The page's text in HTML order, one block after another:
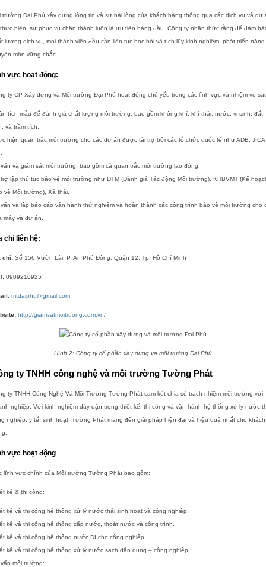
trường Đại Phú xây dựng lòng tin và sự hài lòng của khách hàng thông qua các dịch vụ và dự
hiện, sự phục vụ chân thành luôn là ưu tiên hàng đầu. Công ty nhận thức rằng để đảm
lượng dịch vụ, mọi thành viên đều cần liên tục học hỏi và tích lũy kinh nghiệm, phát triển
môn vững chắc.
vực hoạt động:
ty CP Xây dựng và Môi trường Đại Phú hoạt động chủ yếu trong các lĩnh vực và nhiệm vụ
tích mẫu để đánh giá chất lượng môi trường, bao gồm không khí, khí thải, nước, vi sinh, đất,
và trầm tích.
hiện quan trắc môi trường cho các dự án được tài trợ bởi các tổ chức quốc tế như ADB,
và giám sát môi trường, bao gồm cả quan trắc môi trường lao động.
lập thủ tục bảo vệ môi trường như ĐTM (Đánh giá Tác động Môi trường), KHBVMT (Kế
vệ Môi trường), Xả thải.
và lập báo cáo vận hành thử nghiệm và hoàn thành các công trình bảo vệ môi trường cho
máy và dự án.
chỉ liên hệ:
chỉ: Số 156 Vườn Lài, P. An Phú Đông, Quận 12, Tp. Hồ Chí Minh
0909210925
mtdaiphu@gmail.com
http://giamsatmoitruong.com.vn/
Hình 2: Công ty cổ phần xây dựng và môi trường Đại Phú
ty TNHH công nghệ và môi trường Tường Phát
ty TNHH Công Nghệ Và Môi Trường Tường Phát cam kết chia sẻ trách nhiệm môi trường với
nghiệp. Với kinh nghiệm dày dặn trong thiết kế, thi công và vận hành hệ thống xử lý nước
nghiệp, y tế, sinh hoạt, Tường Phát mang đến giải pháp hiện đại và hiệu quả nhất cho khách
vực hoạt động
lĩnh vực chính của Môi trường Tường Phát bao gồm:
kế & thi công:
kế và thi công hệ thống xử lý nước thải sinh hoạt và công nghiệp.
kế và thi công hệ thống cấp nước, thoát nước và công trình.
kế và thi công hệ thống nước DI cho công nghiệp.
kế và thi công hệ thống xử lý nước sạch dân dụng – công nghiệp.
môi trường: